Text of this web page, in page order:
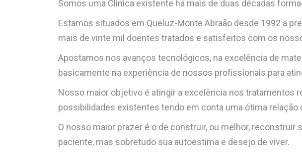
Somos uma Clínica existente há mais de duas décadas
Estamos situados em Queluz-Monte Abraão desde 1992 a
mais de vinte mil doentes tratados e satisfeitos com os
Apostamos nos avanços tecnológicos, na excelência de
basicamente na experiência de nossos profissionais para
Nosso maior objetivo é atingir a excelência nos
possibilidades existentes tendo em conta uma ótima relação
O nosso maior prazer é o de construir, ou melhor,
paciente, mas sobretudo sua autoestima e desejo de viver.